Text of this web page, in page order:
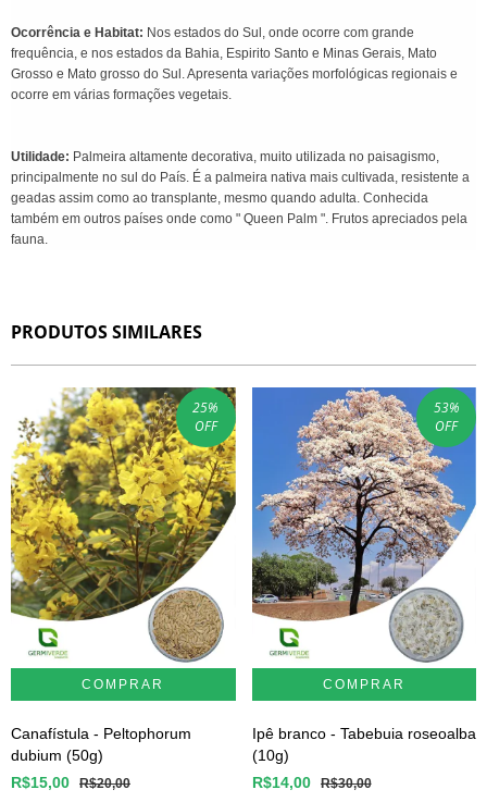
Ocorrência e Habitat: Nos estados do Sul, onde ocorre com grande
frequência, e nos estados da Bahia, Espirito Santo e Minas Gerais, Mato
Grosso e Mato grosso do Sul. Apresenta variações morfológicas regionais e
ocorre em várias formações vegetais.
Utilidade: Palmeira altamente decorativa, muito utilizada no paisagismo,
principalmente no sul do País. É a palmeira nativa mais cultivada, resistente a
geadas assim como ao transplante, mesmo quando adulta. Conhecida
também em outros países onde como " Queen Palm ". Frutos apreciados pela
fauna.
PRODUTOS SIMILARES
25%
OFF
Canafístula - Peltophorum
dubium (50g)
R$15,00
R$20,00
53%
OFF
Ipê branco - Tabebuia roseoalba
(10g)
R$14,00
R$30,00